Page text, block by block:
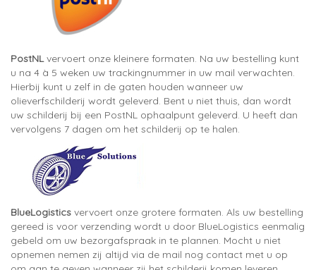
PostNLvervoert onze kleinere formaten. Na uw bestelling kunt
u na 4 à 5 weken uw trackingnummer in uw mail verwachten.
Hierbij kunt u zelf in de gaten houden wanneer uw
olieverfschilderij wordt geleverd. Bent u niet thuis, dan wordt
uw schilderij bij een PostNL ophaalpunt geleverd. U heeft dan
vervolgens 7 dagen om het schilderij op te halen.
BlueLogistics vervoert onze grotere formaten. Als uw bestelling
gereed is voor verzending wordt u door BlueLogistics eenmalig
gebeld om uw bezorgafspraak in te plannen. Mocht u niet
opnemen nemen zij altijd via de mail nog contact met u op